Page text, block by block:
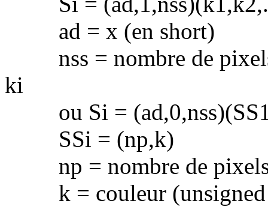
ad = x (en short)
nss = nombre de pixels
ki
ou Si =
SSi = (np,k)
np = nombre de pixels
k = couleur (unsigned